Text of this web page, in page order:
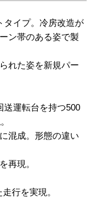
タイプ。冷房改造が
ン帯のある姿で製
れた姿を新規パー
送運転台を持つ500
混成。形態の違い
再現。
行を実現。